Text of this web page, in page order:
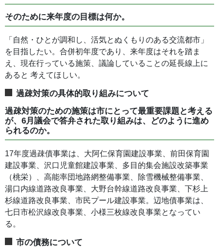
そのために来年度の目標は何か。
「自然・ひとが調和し、活気とぬくもりのある交流都市」
を目指したい。合併初年度であり、来年度はそれを踏ま
え、現在行っている施策、議論していることの延長線上に
あると 考えてほしい。
過疎対策の具体的取り組みについて
過疎対策のための施策は市にとって最重要課題と考える
が、6月議会で答弁された取り組みは、どのように進め
られるのか。
17年度過疎債事業は、大阿仁保育園建設事業、前田保育園
建設事業、沢口児童館建設事業、多目的集会施設改築事業
（桃栄）、高能率団地路網整備事業、除雪機械整備事業、
湯口内線道路改良事業、大野台幹線道路改良事業、下杉上
杉線道路改良事業、市民プール建設事業。辺地債事業は、
七日市松沢線改良事業、小様三枚線改良事業となってい
る。
市の債務について